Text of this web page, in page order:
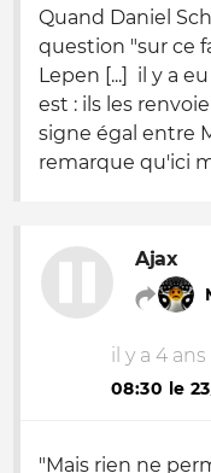
Quand Daniel
question "sur ce
Lepen [...] il y a
est : ils les
signe égal entre
remarque qu'ici
Ajax
il y a 4 ans
08:30 le
"Mais rien ne